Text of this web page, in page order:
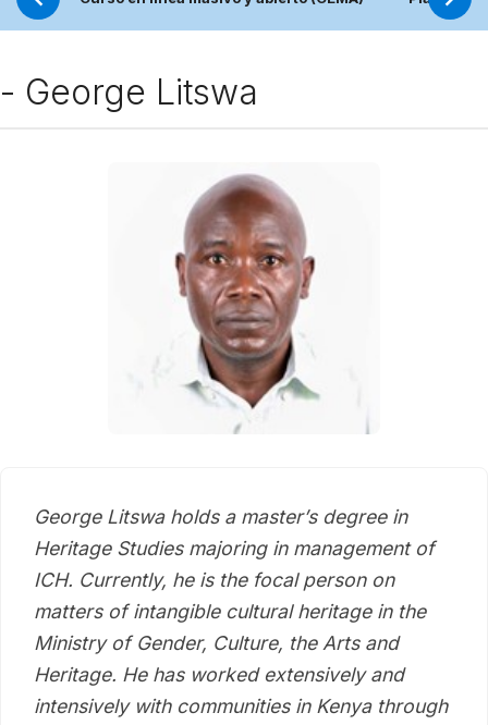
- George Litswa
George Litswa holds a master’s degree in
Heritage Studies majoring in management of
ICH. Currently, he is the focal person on
matters of intangible cultural heritage in the
Ministry of Gender, Culture, the Arts and
Heritage. He has worked extensively and
intensively with communities in Kenya through